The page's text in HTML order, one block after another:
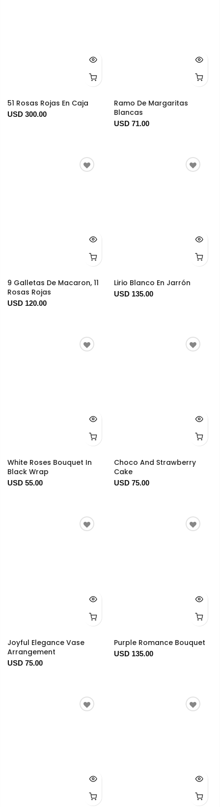
51 Rosas Rojas En Caja
USD 300.00
Ramo De Margaritas
Blancas
USD 71.00
9 Galletas De Macaron, 11
Rosas Rojas
USD 120.00
Lirio Blanco En Jarrón
USD 135.00
White Roses Bouquet In
Black Wrap
USD 55.00
Choco And Strawberry
Cake
USD 75.00
Joyful Elegance Vase
Arrangement
USD 75.00
Purple Romance Bouquet
USD 135.00